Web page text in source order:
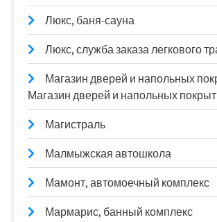
Люкс, баня-сауна
Люкс, служба заказа легкового
Магазин дверей и напольных
Магазин дверей и напольных
Магистраль
Малмыжская автошкола
Мамонт, автомоечный комплекс
Мармарис, банный комплекс